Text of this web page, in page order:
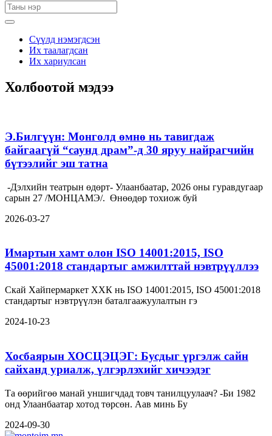
Сүүлд нэмэгдсэн
Их таалагдсан
Их хариулсан
Холбоотой мэдээ
Э.Билгүүн: Монголд өмнө нь тавигдаж
байгаагүй “саунд драм”-д 30 яруу найрагчийн
бүтээлийг эш татна
-Дэлхийн театрын өдөрт- Улаанбаатар, 2026 оны гуравдугаар
сарын 27 /МОНЦАМЭ/. Өнөөдөр тохиож буй
2026-03-27
Имартын хамт олон ISO 14001:2015, ISO
45001:2018 стандартыг амжилттай нэвтрүүллээ
Скай Хайпермаркет ХХК нь ISO 14001:2015, ISO 45001:2018
стандартыг нэвтрүүлэн баталгаажуулалтын гэ
2024-10-23
Хосбаярын ХОСЦЭЦЭГ: Бусдыг үргэлж сайн
сайханд уриалж, үлгэрлэхийг хичээдэг
Та өөрийгөө манай уншигчдад товч танилцуулаач? -Би 1982
онд Улаанбаатар хотод төрсөн. Аав минь Бу
2024-09-30